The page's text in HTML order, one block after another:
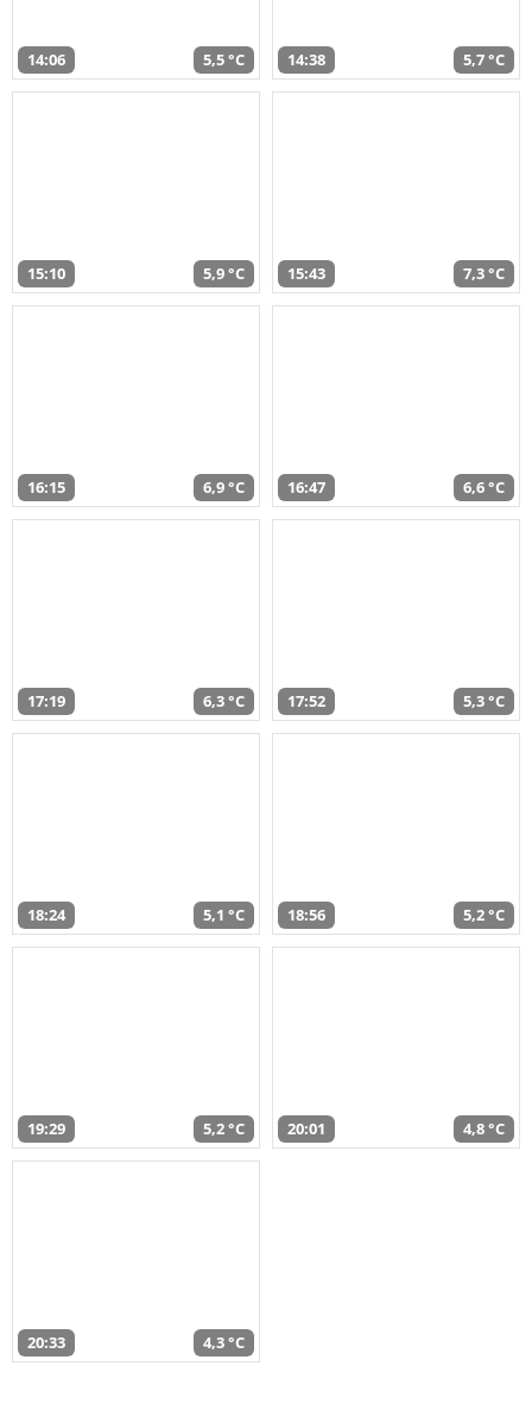
14:06 5,5 °C 14:38 5,7 °C
15:10 5,9 °C 15:43 7,3 °C
16:15 6,9 °C 16:47 6,6 °C
17:19 6,3 °C 17:52 5,3 °C
18:24 5,1 °C 18:56 5,2 °C
19:29 5,2 °C 20:01 4,8 °C
20:33 4,3 °C